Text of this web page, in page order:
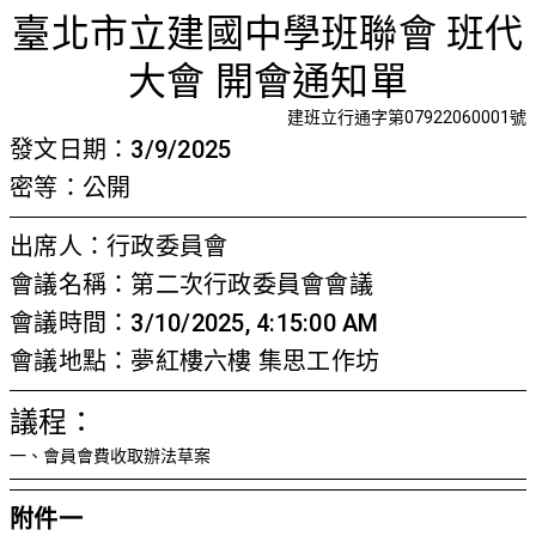
首頁檢視法令 檢視公文 評委文書 關於與使用條款
第二次行
臺北市立建國中學班聯會 班代
大會 開會通知單
建班立行通字第07922060001號
發文日期：3/9/2025
密等：公開
出席人：行政委員會
會議名稱：第二次行政委員會會議
會議時間：3/10/2025, 4:15:00 AM
會議地點：夢紅樓六樓 集思工作坊
議程：
一、會員會費收取辦法草案
附件一